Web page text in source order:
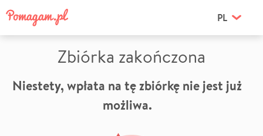
PL
Zbiórka zakończona
Niestety, wpłata na tę zbiórkę nie jest już
możliwa.